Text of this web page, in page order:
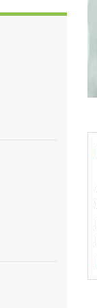
Die
der
und
immer
ab,
sich
die
die